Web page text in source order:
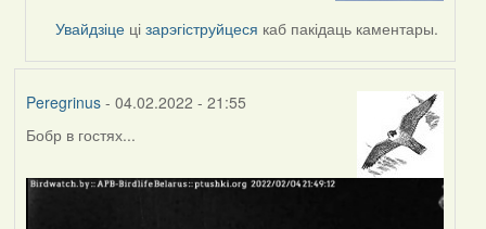
svetlana
vranova
Увайдзіце цізарэгіструйцеся каб пакідаць каментары.
Peregrinus- 04.02.2022 - 21:55
Бобр в гостях...